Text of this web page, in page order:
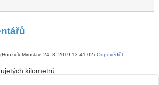
(Houžvík Miroslav, 24. 3. 2019 13:41:02) Odpovědět
kilometrů